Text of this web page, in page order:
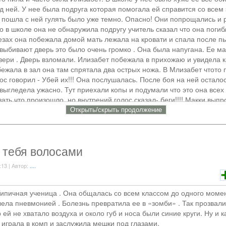
то убил сестру?*Никита*
телефон и бросил его в ноутбук*
об этом(если заметить я много раз использую слово"чёрт"
в низ и сразу на меня набросилась мать*
С МОЕЙ ДОЧКОЙ!???? УРОДЕЦ!!???*Я оттолкнул её и пошёл в
сестре,"он её убил говорю вам", "этот урод купил убийцу чтобы
не успешно схватился за голову и хулиган подошёл ко мне и
Никита*
ПСИХ! НЕ ДЕЛАЙ ЭТОГО!!!*Я встал и сломал ему руку, достав
ударов в сердце, парень упал и от ран начал задыхаться,
Никита взял меня и увёл к себе*
тихо поднёс к его уху и сказал*
Она мне просто надоела*Никита отошёл от меня*
скоро.....
ней. У нее была подруга которая помогала ей справится со
пошла с ней гулять было уже темно. Опасно! Они попрощались и
школе она не обнаружила подругу учитель сказал что она
она побежала домой мать лежала на кровати и спала после
дверь это было очень громко . Она была напугана. Ее
. Дверь взломали. Илизабет побежала в прихожаю и увидела
в зал она там спрятала два острых ножа. В Млизабет чтото
говорил - Убей их!!! Она послушалась. После боя на ней
ужасно. Тут приехали копы и подумали что это она
что произошло, но внутрений голос сказал- беги!!!! Макки
рядом с их домом.... Ее так и не кто не видел.
Открыть/cкрыть продолжение
волосами
| Автор: ....
ученица . Она общалась со всем классом до одного
пневмонией . Болезнь превратила ее в «зомби» . Так
ей не хватало воздуха и около губ и носа были синие круги. Ну и
играла в комп и заслужила мешки под глазами.